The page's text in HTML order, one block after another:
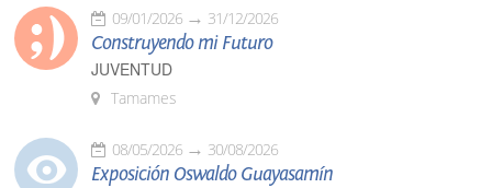
09/01/2026 31/12/2026
Construyendo mi Futuro
JUVENTUD
Tamames
08/05/2026 30/08/2026
Exposición Oswaldo Guayasamín